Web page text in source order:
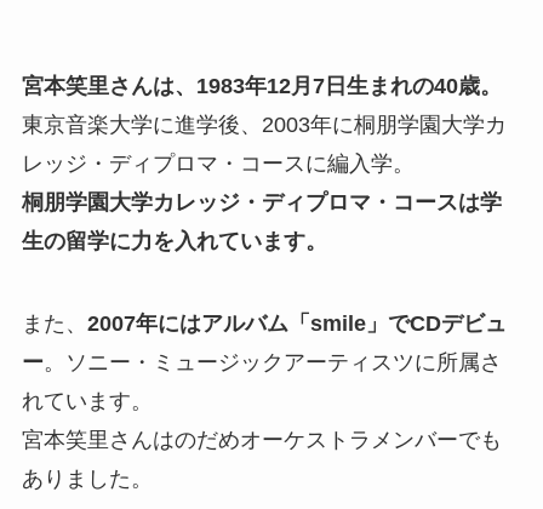
宮本笑里さんは、1983年12月7日生まれの40歳。
東京音楽大学に進学後、2003年に桐朋学園大学カ
レッジ・ディプロマ・コースに編入学。
桐朋学園大学カレッジ・ディプロマ・コースは学
生の留学に力を入れています。
また、 2007年にはアルバム「smile」でCDデビュ
ー。ソニー・ミュージックアーティスツに所属さ
れています。
宮本笑里さんはのだめオーケストラメンバーでも
ありました。